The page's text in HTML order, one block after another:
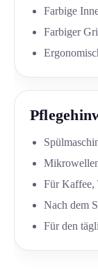
Farbige
Farbiger
Für Kaffee,
Nach dem
Für den